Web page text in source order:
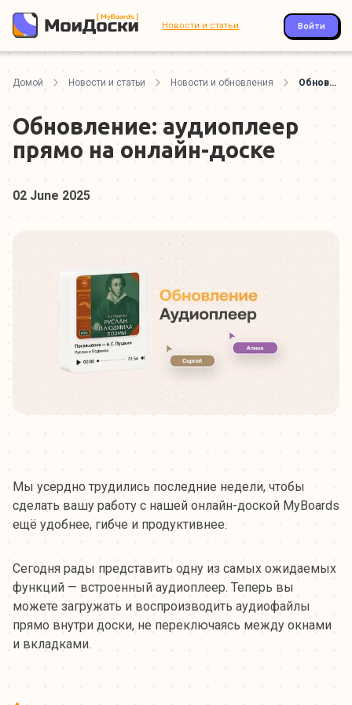
Новости и статьи Войти
Домой Новости и статьи Новости и обновления Обновление: аудиоплеер прямо на онлайн-доске
Обновление: аудиоплеер
прямо на онлайн-доске
02 June 2025
Мы усердно трудились последние недели, чтобы
сделать вашу работу с нашей онлайн-доской MyBoards
ещё удобнее, гибче и продуктивнее.
Сегодня рады представить одну из самых ожидаемых
функций — встроенный аудиоплеер. Теперь вы
можете загружать и воспроизводить аудиофайлы
прямо внутри доски, не переключаясь между окнами
и вкладками.